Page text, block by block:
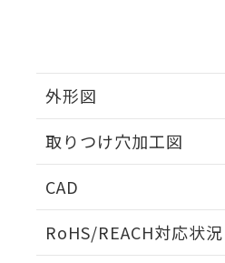
外形図
取りつけ穴加工図
CAD
RoHS/REACH対応状況